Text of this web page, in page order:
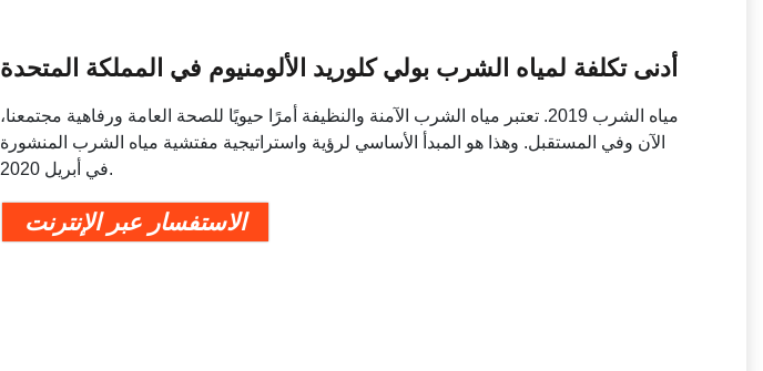
أدنى تكلفة لمياه الشرب بولي كلوريد الألومنيوم في المملكة المتحدة
مياه الشرب 2019. تعتبر مياه الشرب الآمنة والنظيفة أمرًا حيويًا للصحة العامة ورفاهية مجتمعنا،
الآن وفي المستقبل. وهذا هو المبدأ الأساسي لرؤية واستراتيجية مفتشية مياه الشرب المنشورة
في أبريل 2020.
الاستفسار عبر الإنترنت